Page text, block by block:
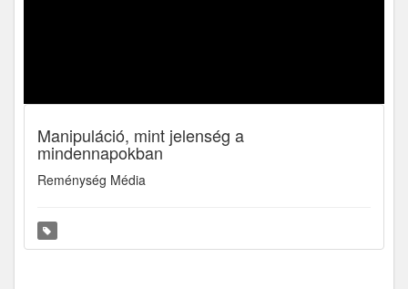
Manipuláció, mint jelenség a
mindennapokban
Reménység Média